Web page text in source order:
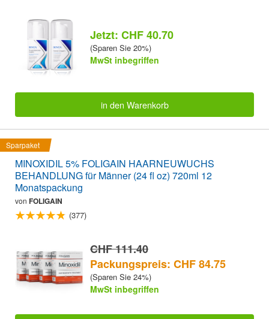
Jetzt: CHF 40.70
(Sparen Sie 20%)
MwSt inbegriffen
in den Warenkorb
Sparpaket
MINOXIDIL 5% FOLIGAIN HAARNEUWUCHS
BEHANDLUNG für Männer (24 fl oz) 720ml 12
Monatspackung
von FOLIGAIN
(377)
CHF 111.40
Packungspreis: CHF 84.75
(Sparen Sie 24%)
MwSt inbegriffen